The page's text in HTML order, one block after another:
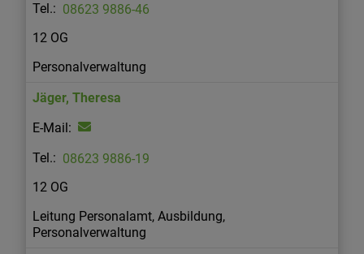
08623 9886-46
12 OG
Personalverwaltung
Jäger, Theresa
08623 9886-19
12 OG
Leitung Personalamt, Ausbildung,
Personalverwaltung